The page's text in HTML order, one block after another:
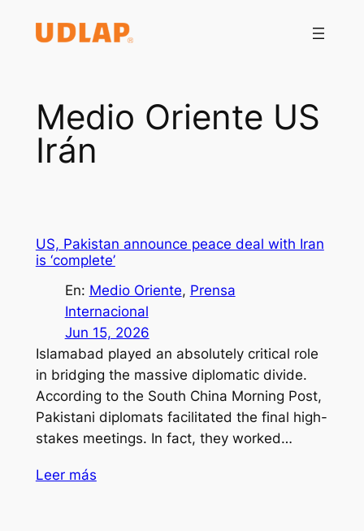
Medio Oriente US
Irán
US, Pakistan announce peace deal with Iran
is ‘complete’
En: Medio Oriente, Prensa
Internacional
Jun 15, 2026
Islamabad played an absolutely critical role
in bridging the massive diplomatic divide.
According to the South China Morning Post,
Pakistani diplomats facilitated the final high-
stakes meetings. In fact, they worked…
Leer más